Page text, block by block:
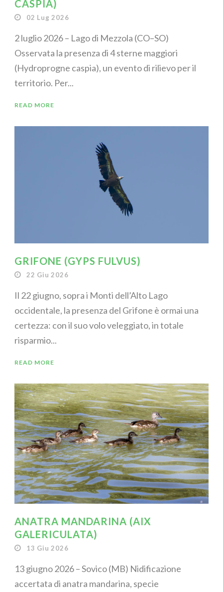
CASPIA)
02 Lug 2026
2 luglio 2026 – Lago di Mezzola (CO–SO)
Osservata la presenza di 4 sterne maggiori
(Hydroprogne caspia), un evento di rilievo per il
territorio. Per...
READ MORE
GRIFONE (GYPS FULVUS)
22 Giu 2026
Il 22 giugno, sopra i Monti dell’Alto Lago
occidentale, la presenza del Grifone è ormai una
certezza: con il suo volo veleggiato, in totale
risparmio...
READ MORE
ANATRA MANDARINA (AIX
GALERICULATA)
13 Giu 2026
13 giugno 2026 – Sovico (MB) Nidificazione
accertata di anatra mandarina, specie